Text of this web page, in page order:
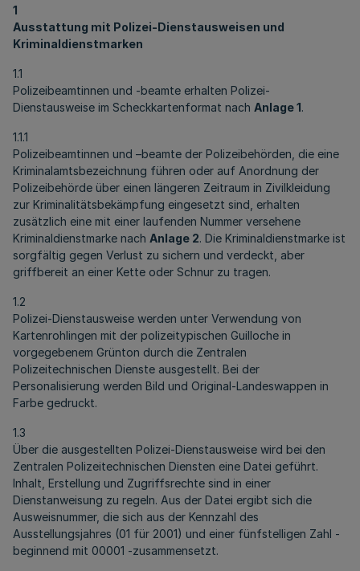
1
Ausstattung mit Polizei-Dienstausweisen und
Kriminaldienstmarken
1.1
Polizeibeamtinnen und -beamte erhalten Polizei-
Dienstausweise im Scheckkartenformat nach Anlage 1.
1.1.1
Polizeibeamtinnen und –beamte der Polizeibehörden, die eine
Kriminalamtsbezeichnung führen oder auf Anordnung der
Polizeibehörde über einen längeren Zeitraum in Zivilkleidung
zur Kriminalitätsbekämpfung eingesetzt sind, erhalten
zusätzlich eine mit einer laufenden Nummer versehene
Kriminaldienstmarke nach Anlage 2. Die Kriminaldienstmarke ist
sorgfältig gegen Verlust zu sichern und verdeckt, aber
griffbereit an einer Kette oder Schnur zu tragen.
1.2
Polizei-Dienstausweise werden unter Verwendung von
Kartenrohlingen mit der polizeitypischen Guilloche in
vorgegebenem Grünton durch die Zentralen
Polizeitechnischen Dienste ausgestellt. Bei der
Personalisierung werden Bild und Original-Landeswappen in
Farbe gedruckt.
1.3
Über die ausgestellten Polizei-Dienstausweise wird bei den
Zentralen Polizeitechnischen Diensten eine Datei geführt.
Inhalt, Erstellung und Zugriffsrechte sind in einer
Dienstanweisung zu regeln. Aus der Datei ergibt sich die
Ausweisnummer, die sich aus der Kennzahl des
Ausstellungsjahres (01 für 2001) und einer fünfstelligen Zahl -
beginnend mit 00001 -zusammensetzt.